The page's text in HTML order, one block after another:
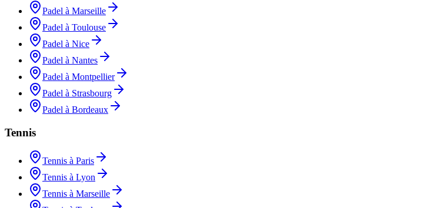
Padel à Marseille
Padel à Toulouse
Padel à Nice
Padel à Nantes
Padel à Montpellier
Padel à Strasbourg
Padel à Bordeaux
Tennis
Tennis à Paris
Tennis à Lyon
Tennis à Marseille